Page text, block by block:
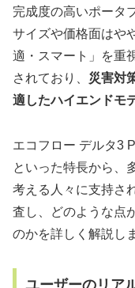
完成度の高いポータ
サイズや価格面はや
適・スマート」を重
されており、 災害対
適したハイエンドモ
エコフロー デルタ3
といった特長から、
考える人々に支持さ
査し、どのような点
のかを詳しく解説し